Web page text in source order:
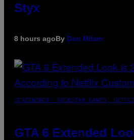
Styx
8 hours agoBy Dan Milam
SCREENSHOT: ROCKSTAR GAMES,
GTA 6 Extended